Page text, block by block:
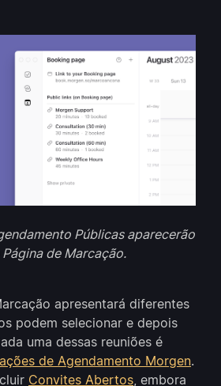
Públicas aparecerão
de Marcação.
apresentará diferentes
podem selecionar e depois
uma dessas reuniões é
de Agendamento Morgen.
Convites Abertos, embora